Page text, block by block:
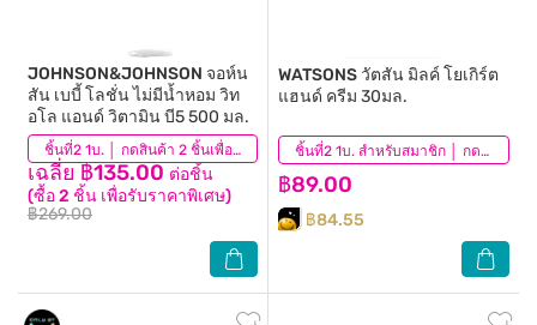
ชิ้นที่2 1บ. │ กดสินค้า 2 ชิ้นเพื่อรับโปรโมชันนี้
JOHNSON&JOHNSON จอห์น
สัน เบบี้ โลชั่น ไม่มีน้ำหอม วิท
อโล แอนด์ วิตามิน บี5 500 มล.
เฉลี่ย ฿135.00 ต่อชิ้น
(ซื้อ 2 ชิ้น เพื่อรับราคาพิเศษ)
฿269.00
(0) ชิ้นที่2 1บ. สำหรับสมาชิก │ กดสินค้า 2 ชิ้นเพื่อรับโปรโมชันนี้
WATSONS วัตสัน มิลค์ โยเกิร์ต
แฮนด์ ครีม 30มล.
฿89.00
฿84.55
(1)